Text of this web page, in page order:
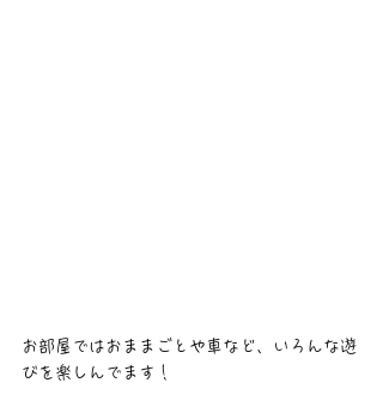
お部屋ではおままごとや車など、いろんな遊
びを楽しんでます！